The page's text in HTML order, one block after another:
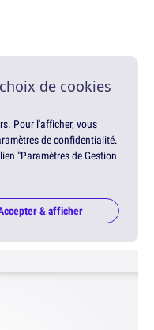
de cookies
Pour l'afficher, vous
de confidentialité.
"Paramètres de Gestion
& afficher